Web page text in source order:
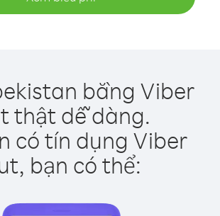
bằng Viber
thật dễ dàng.
có tín dụng Viber
bạn có thể: